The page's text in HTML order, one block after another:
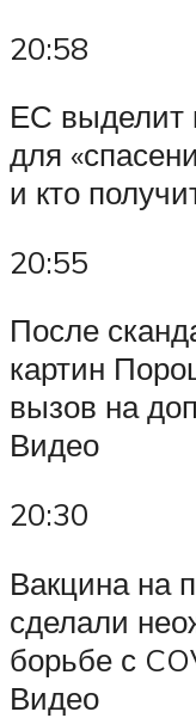
20:58
ЕС выделит
для
и кто
20:55
После
картин
вызов на
Видео
20:30
Вакцина на
сделали
борьбе с
Видео